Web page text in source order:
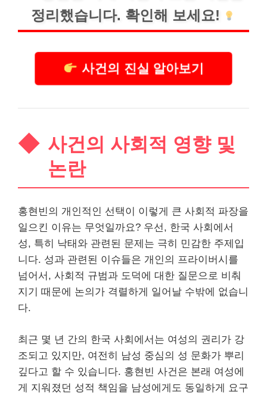
정리했습니다. 확인해 보세요!
사건의 진실 알아보기
사건의 사회적 영향 및
논란
홍현빈의 개인적인 선택이 이렇게 큰 사회적 파장을
일으킨 이유는 무엇일까요? 우선, 한국 사회에서
성, 특히 낙태와 관련된 문제는 극히 민감한 주제입
니다. 성과 관련된 이슈들은 개인의 프라이버시를
넘어서, 사회적 규범과 도덕에 대한 질문으로 비춰
지기 때문에 논의가 격렬하게 일어날 수밖에 없습니
다.
최근 몇 년 간의 한국 사회에서는 여성의 권리가 강
조되고 있지만, 여전히 남성 중심의 성 문화가 뿌리
깊다고 할 수 있습니다. 홍현빈 사건은 본래 여성에
게 지워졌던 성적 책임을 남성에게도 동일하게 요구